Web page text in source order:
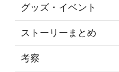
グッズ・イベント
ストーリーまとめ
考察